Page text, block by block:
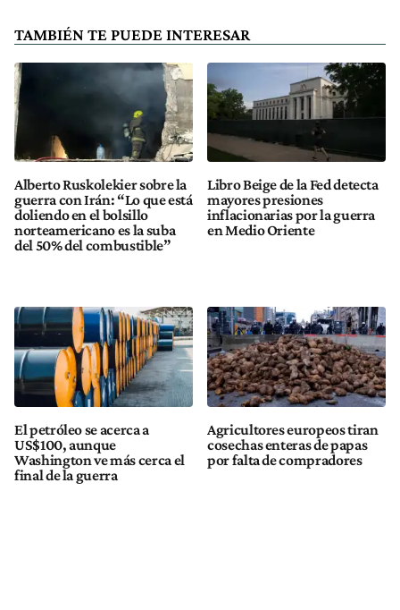
TAMBIÉN TE PUEDE INTERESAR
Alberto Ruskolekier sobre la
guerra con Irán: “Lo que está
doliendo en el bolsillo
norteamericano es la suba
del 50% del combustible”
Libro Beige de la Fed detecta
mayores presiones
inflacionarias por la guerra
en Medio Oriente
El petróleo se acerca a
US$100, aunque
Washington ve más cerca el
final de la guerra
Agricultores europeos tiran
cosechas enteras de papas
por falta de compradores